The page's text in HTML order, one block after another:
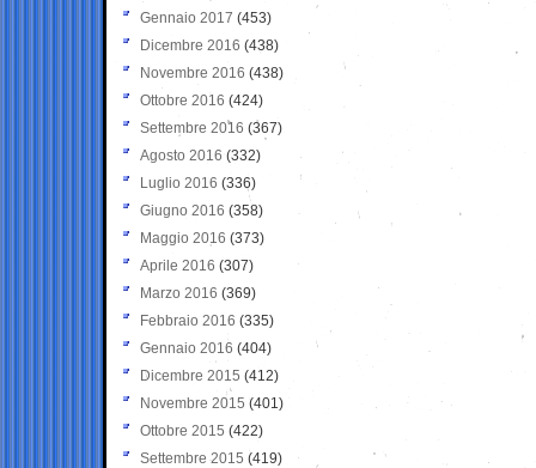
Gennaio 2017 (453)
Dicembre 2016 (438)
Novembre 2016 (438)
Ottobre 2016 (424)
Settembre 2016 (367)
Agosto 2016 (332)
Luglio 2016 (336)
Giugno 2016 (358)
Maggio 2016 (373)
Aprile 2016 (307)
Marzo 2016 (369)
Febbraio 2016 (335)
Gennaio 2016 (404)
Dicembre 2015 (412)
Novembre 2015 (401)
Ottobre 2015 (422)
Settembre 2015 (419)